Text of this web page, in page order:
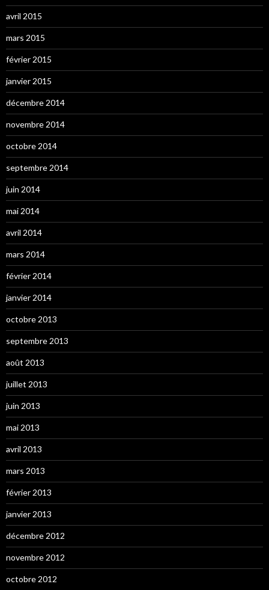
avril 2015
mars 2015
février 2015
janvier 2015
décembre 2014
novembre 2014
octobre 2014
septembre 2014
juin 2014
mai 2014
avril 2014
mars 2014
février 2014
janvier 2014
octobre 2013
septembre 2013
août 2013
juillet 2013
juin 2013
mai 2013
avril 2013
mars 2013
février 2013
janvier 2013
décembre 2012
novembre 2012
octobre 2012